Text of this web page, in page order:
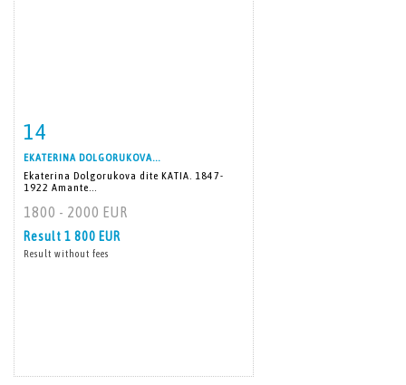
14
EKATERINA DOLGORUKOVA...
Ekaterina Dolgorukova dite KATIA. 1847-
1922 Amante...
1800 - 2000 EUR
Result 1 800 EUR
Result without fees